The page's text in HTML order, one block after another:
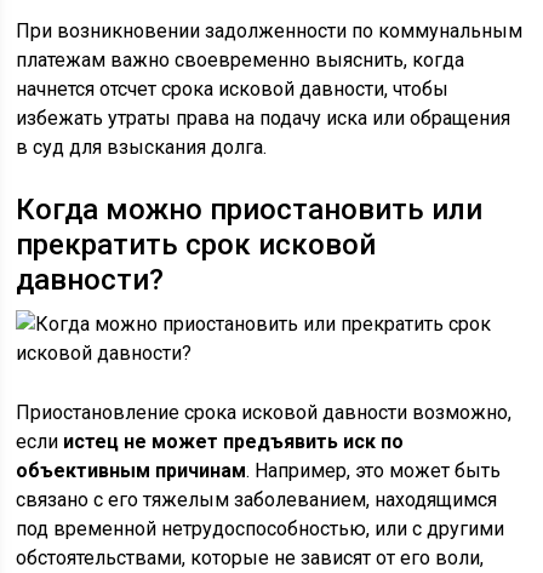
При возникновении задолженности по коммунальным
платежам важно своевременно выяснить, когда
начнется отсчет срока исковой давности, чтобы
избежать утраты права на подачу иска или обращения
в суд для взыскания долга.
Когда можно приостановить или
прекратить срок исковой
давности?
Приостановление срока исковой давности возможно,
если истец не может предъявить иск по
объективным причинам. Например, это может быть
связано с его тяжелым заболеванием, находящимся
под временной нетрудоспособностью, или с другими
обстоятельствами, которые не зависят от его воли,